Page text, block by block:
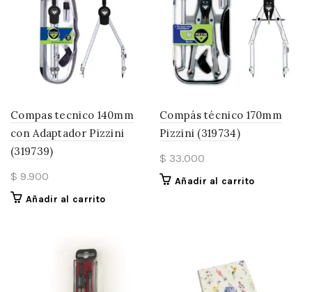
Compas tecnico 140mm
con Adaptador Pizzini
(319739)
$ 9.900
Añadir al carrito
Compás técnico 170mm
Pizzini (319734)
$ 33.000
Añadir al carrito